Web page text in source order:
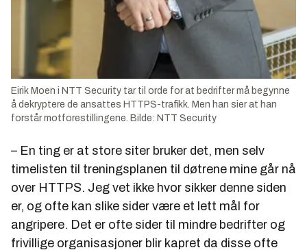
Eirik Moen i NTT Security tar til orde for at bedrifter må begynne
å dekryptere de ansattes HTTPS-trafikk. Men han sier at han
forstår motforestillingene. Bilde: NTT Security
– En ting er at store siter bruker det, men selv
timelisten til treningsplanen til døtrene mine går nå
over HTTPS. Jeg vet ikke hvor sikker denne siden
er, og ofte kan slike sider være et lett mål for
angripere. Det er ofte sider til mindre bedrifter og
frivillige organisasjoner blir kapret da disse ofte